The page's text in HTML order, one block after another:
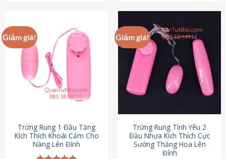
có
nhiều
biến
thể.
Các
tùy
chọn
được
chọn
trên
trang
Giảm giá!
Trứng Rung 1 Đầu Tăng
Kích Thích Khoái Cảm Cho
Nàng Lên Đỉnh
Giảm giá!
Trứng Rung Tình Yêu 2
Đầu Nhựa Kích Thích Cực
Sướng Thăng Hoa Lên
Đỉnh